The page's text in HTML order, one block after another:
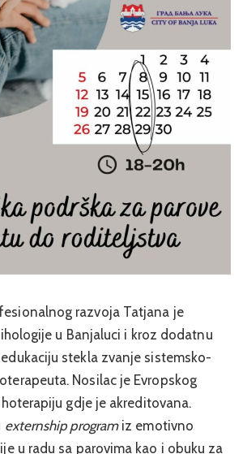
razvoja Tatjana je
u Banjaluci i kroz dodatnu
stekla zvanje sistemsko-
Nosilac je Evropskog
gdje je akreditovana.
externship programiz emotivno
u radu sa parovima kao i obuku za